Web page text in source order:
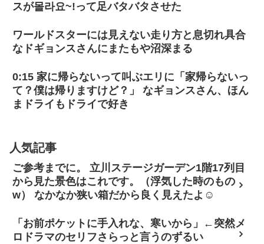
スが몰라요~!って足バタバタさせた
ワールドスターには見えない走り方と息切れ具合
なドギョンスさんにまたもや沼深まる
0:15 家に帰らないって叫ぶエリに「家帰らないっ
て？僕は帰りますけど？」 なギョンスさん、ほん
まドライもドライで好き
人気記事
ご参考までに。 立川ステージガーデン1階17列目
から見た景色はこれです。（浮気した時のもの
w） なかなか狭い箱だから良く見えたよ☺
「お前ポケットに手入れな、寒いから」←突然メ
ロドラマのセリフさらっと言うのずるい